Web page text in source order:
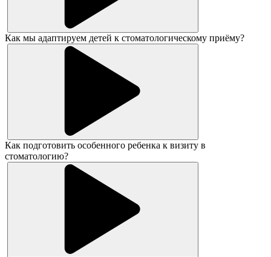
Как мы адаптируем детей к стоматологическому приёму?
Как подготовить особенного ребенка к визиту в
стоматологию?